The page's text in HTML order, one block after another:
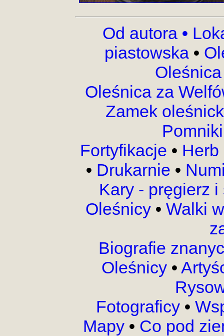
Od autora •
piastowska •
Oleśnica za
Zamek
Fortyfikacje •
• Drukarnie •
Kary - pręgierz
Oleśnicy • Walki
Biografie
Oleśnicy •
Fotograficy •
Mapy • Co pod